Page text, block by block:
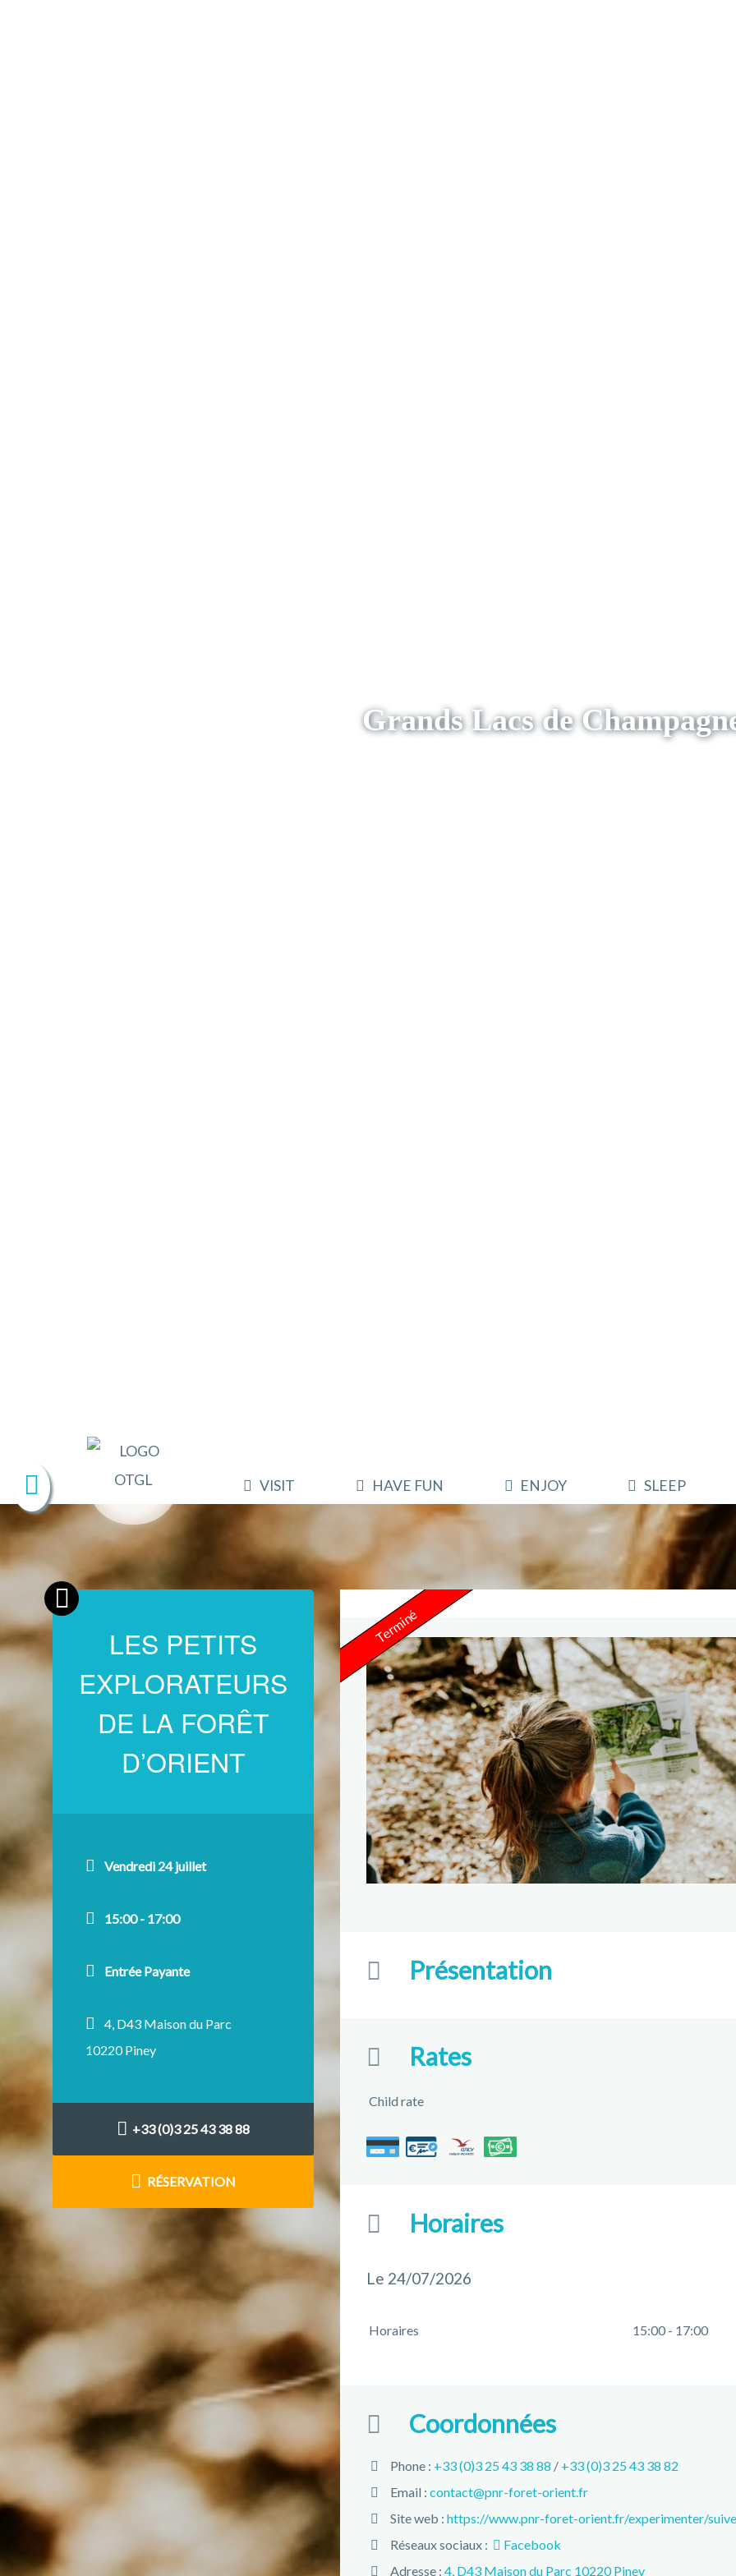
Grands Lacs de
VISIT HAVE FUN ENJOY SLEEP
LES PETITS
EXPLORATEURS
DE LA FORÊT
D’ORIENT
Vendredi 24 juillet
15:00 - 17:00
Entrée Payante
4, D43 Maison du Parc
10220 Piney
+33 (0)3 25 43 38 88
RÉSERVATION
Terminé
Présentation
Rates
Child rate
Horaires
Le 24/07/2026
Horaires 15:00 - 17:00
Coordonnées
Phone : +33 (0)3 25 43 38 88 / +33 (0)3 25 43 38 82
Email : contact@pnr-foret-orient.fr
Site web : https://www.pnr-foret-orient.fr/experimenter/
Réseaux sociaux :
Facebook
Adresse : 4, D43 Maison du Parc 10220 Piney